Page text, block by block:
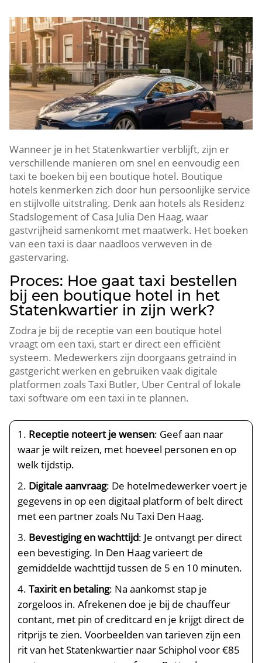
Wanneer je in het Statenkwartier verblijft, zijn er
verschillende manieren om snel en eenvoudig een
taxi te boeken bij een boutique hotel. Boutique
hotels kenmerken zich door hun persoonlijke service
en stijlvolle uitstraling. Denk aan hotels als Residenz
Stadslogement of Casa Julia Den Haag, waar
gastvrijheid samenkomt met maatwerk. Het boeken
van een taxi is daar naadloos verweven in de
gastervaring.
Proces: Hoe gaat taxi bestellen
bij een boutique hotel in het
Statenkwartier in zijn werk?
Zodra je bij de receptie van een boutique hotel
vraagt om een taxi, start er direct een efficiënt
systeem. Medewerkers zijn doorgaans getraind in
gastgericht werken en gebruiken vaak digitale
platformen zoals Taxi Butler, Uber Central of lokale
taxi software om een taxi in te plannen.
Receptie noteert je wensen: Geef aan naar
waar je wilt reizen, met hoeveel personen en op
welk tijdstip.
Digitale aanvraag: De hotelmedewerker voert je
gegevens in op een digitaal platform of belt direct
met een partner zoals Nu Taxi Den Haag.
Bevestiging en wachttijd: Je ontvangt per direct
een bevestiging. In Den Haag varieert de
gemiddelde wachttijd tussen de 5 en 10 minuten.
Taxirit en betaling: Na aankomst stap je
zorgeloos in. Afrekenen doe je bij de chauffeur
contant, met pin of creditcard en je krijgt direct de
ritprijs te zien. Voorbeelden van tarieven zijn een
rit van het Statenkwartier naar Schiphol voor €85